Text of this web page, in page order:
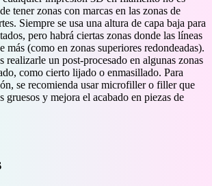
tener zonas con marcas en las zonas de
Siempre se usa una altura de capa baja para
pero habrá ciertas zonas donde las líneas
más (como en zonas superiores redondeadas).
realizarle un post-procesado en algunas zonas
como cierto lijado o enmasillado. Para
se recomienda usar microfiller o filler que
gruesos y mejora el acabado en piezas de